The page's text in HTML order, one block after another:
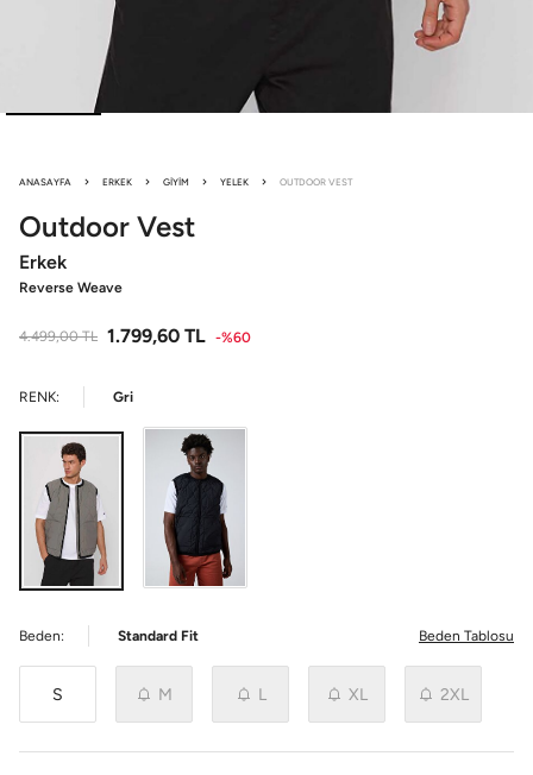
ANASAYFA ERKEK GIYIM YELEK OUTDOOR VEST
Outdoor Vest
Erkek
Reverse Weave
4.499,00 TL 1.799,60 TL -%60
RENK: Gri
Beden: Standard Fit Beden Tablosu
S M L XL 2XL